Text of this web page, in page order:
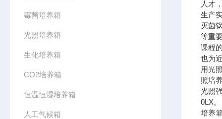
霉菌培养箱
光照培养箱
生化培养箱
CO2培养箱
恒温恒湿培养箱
人工气候箱
人才
生产
灭菌
等重
课程
也为
用光
照培
光照
0LX
培养